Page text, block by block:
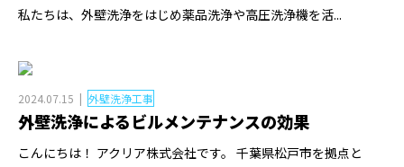
私たちは、外壁洗浄をはじめ薬品洗浄や高圧洗浄機を活...
2024.07.15 外壁洗浄工事
外壁洗浄によるビルメンテナンスの効果
こんにちは！ アクリア株式会社です。 千葉県松戸市を拠点と